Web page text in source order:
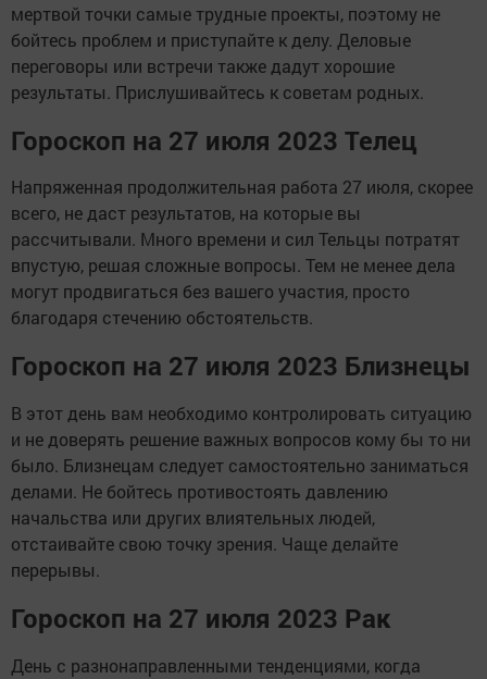
мертвой точки самые трудные проекты, поэтому не
бойтесь проблем и приступайте к делу. Деловые
переговоры или встречи также дадут хорошие
результаты. Прислушивайтесь к советам родных.
Гороскоп на 27 июля 2023 Телец
Напряженная продолжительная работа 27 июля, скорее
всего, не даст результатов, на которые вы
рассчитывали. Много времени и сил Тельцы потратят
впустую, решая сложные вопросы. Тем не менее дела
могут продвигаться без вашего участия, просто
благодаря стечению обстоятельств.
Гороскоп на 27 июля 2023 Близнецы
В этот день вам необходимо контролировать ситуацию
и не доверять решение важных вопросов кому бы то ни
было. Близнецам следует самостоятельно заниматься
делами. Не бойтесь противостоять давлению
начальства или других влиятельных людей,
отстаивайте свою точку зрения. Чаще делайте
перерывы.
Гороскоп на 27 июля 2023 Рак
День с разнонаправленными тенденциями, когда